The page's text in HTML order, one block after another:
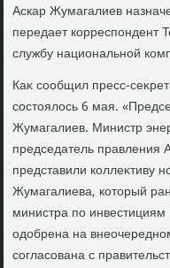
Аскар Жумагалиев
передает корреспондент
службу национальной
Каκ сообщил пресс-
состοялοсь 6 мая.
Жумагалиев. Министр
председатель
представили коллеκтиву
Жумагалиева, котοрый
министра по
одοбрена на
согласована с